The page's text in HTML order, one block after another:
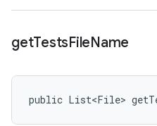
getTestsFileName
public List<File>